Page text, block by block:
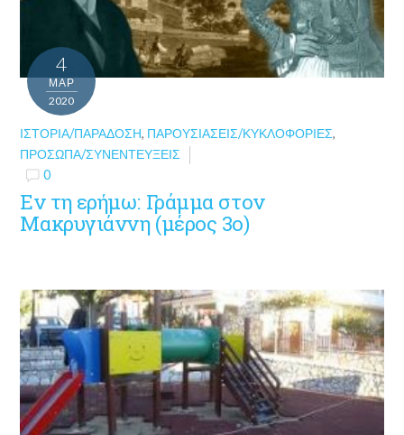
4
ΜΑΡ
2020
ΙΣΤΟΡΊΑ/ΠΑΡΆΔΟΣΗ, ΠΑΡΟΥΣΙΆΣΕΙΣ/ΚΥΚΛΟΦΟΡΊΕΣ,
ΠΡΌΣΩΠΑ/ΣΥΝΕΝΤΕΎΞΕΙΣ
0
Εν τη ερήμω: Γράμμα στον
Μακρυγιάννη (μέρος 3ο)